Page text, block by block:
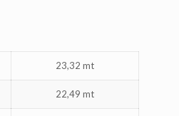
23,32 mt
22,49 mt